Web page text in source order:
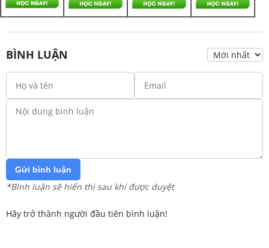
BÌNH LUẬN
Gửi bình luận
*Bình luận sẽ hiển thị sau khi được duyệt
Hãy trở thành người đầu tiên bình luận!